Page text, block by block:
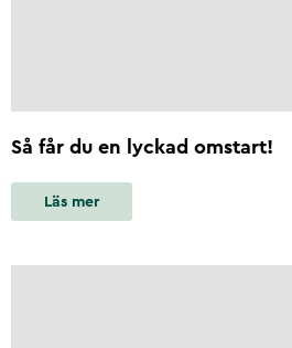
Så får du en lyckad omstart!
Läs mer